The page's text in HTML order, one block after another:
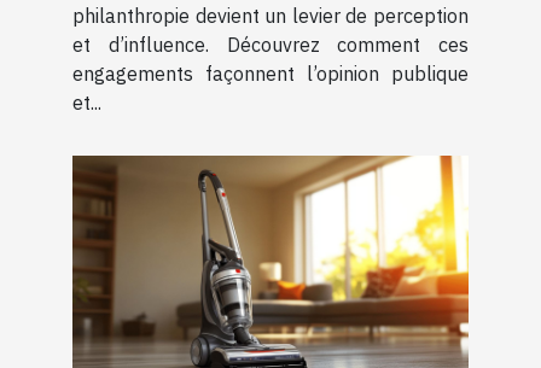
philanthropie devient un levier de perception
et d’influence. Découvrez comment ces
engagements façonnent l’opinion publique
et...